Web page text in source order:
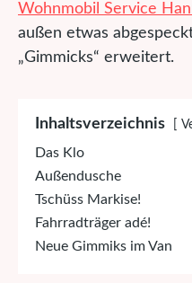
Wohnmobil Service
außen etwas
„Gimmicks“ erweitert.
Inhaltsverzeichnis
Das Klo
Außendusche
Tschüss Markise!
Fahrradträger adé!
Neue Gimmiks im Van